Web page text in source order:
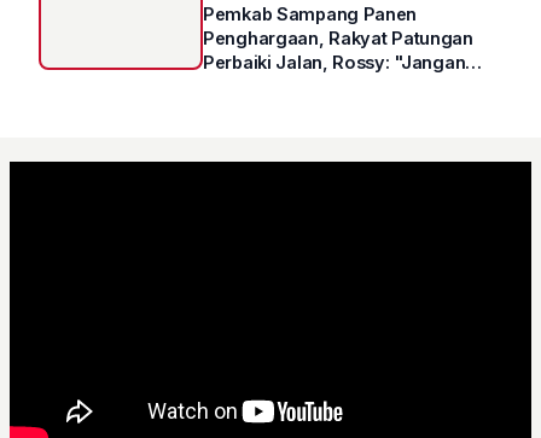
Pemkab Sampang Panen
Penghargaan, Rakyat Patungan
Perbaiki Jalan, Rossy: "Jangan